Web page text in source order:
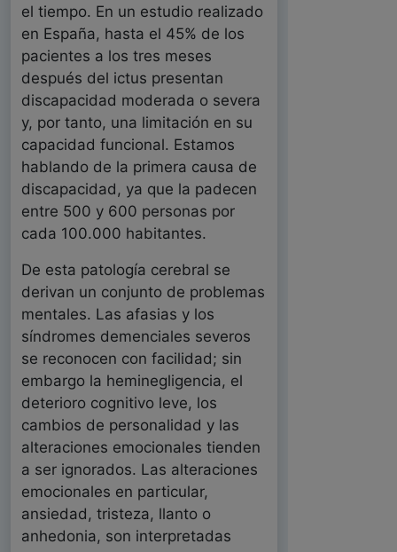
el tiempo. En un estudio realizado
en España, hasta el 45% de los
pacientes a los tres meses
después del ictus presentan
discapacidad moderada o severa
y, por tanto, una limitación en su
capacidad funcional. Estamos
hablando de la primera causa de
discapacidad, ya que la padecen
entre 500 y 600 personas por
cada 100.000 habitantes.
De esta patología cerebral se
derivan un conjunto de problemas
mentales. Las afasias y los
síndromes demenciales severos
se reconocen con facilidad; sin
embargo la heminegligencia, el
deterioro cognitivo leve, los
cambios de personalidad y las
alteraciones emocionales tienden
a ser ignorados. Las alteraciones
emocionales en particular,
ansiedad, tristeza, llanto o
anhedonia, son interpretadas